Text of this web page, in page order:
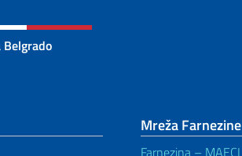
Mreža Farnezine
Farnezina – MAECI